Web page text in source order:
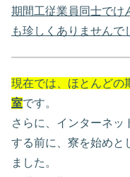
期間工従業員同士でけ
も珍しくありませんで
現在では、ほとんどの
室です。
さらに、インターネッ
する前に、寮を始めと
ました。